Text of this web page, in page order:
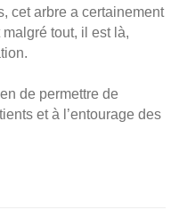
cet arbre a certainement
tout, il est là,
de permettre de
et à l’entourage des